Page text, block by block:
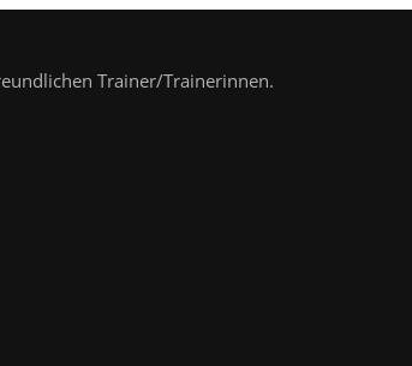
Trainer/Trainerinnen.